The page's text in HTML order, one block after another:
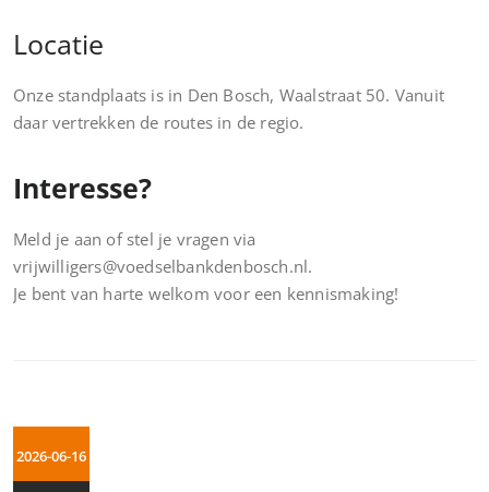
Locatie
Onze standplaats is in Den Bosch, Waalstraat 50. Vanuit
daar vertrekken de routes in de regio.
Interesse?
Meld je aan of stel je vragen via
vrijwilligers@voedselbankdenbosch.nl.
Je bent van harte welkom voor een kennismaking!
2026-06-16